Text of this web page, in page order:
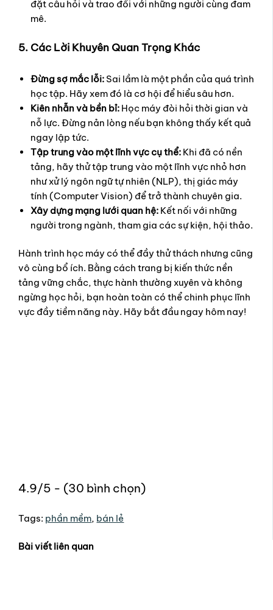
đặt câu hỏi và trao đổi với những người cùng đam
mê.
5. Các Lời Khuyên Quan Trọng Khác
Đừng sợ mắc lỗi: Sai lầm là một phần của quá trình
học tập. Hãy xem đó là cơ hội để hiểu sâu hơn.
Kiên nhẫn và bền bỉ: Học máy đòi hỏi thời gian và
nỗ lực. Đừng nản lòng nếu bạn không thấy kết quả
ngay lập tức.
Tập trung vào một lĩnh vực cụ thể: Khi đã có nền
tảng, hãy thử tập trung vào một lĩnh vực nhỏ hơn
như xử lý ngôn ngữ tự nhiên (NLP), thị giác máy
tính (Computer Vision) để trở thành chuyên gia.
Xây dựng mạng lưới quan hệ: Kết nối với những
người trong ngành, tham gia các sự kiện, hội thảo.
Hành trình học máy có thể đầy thử thách nhưng cũng
vô cùng bổ ích. Bằng cách trang bị kiến thức nền
tảng vững chắc, thực hành thường xuyên và không
ngừng học hỏi, bạn hoàn toàn có thể chinh phục lĩnh
vực đầy tiềm năng này. Hãy bắt đầu ngay hôm nay!
4.9/5 - (30 bình chọn)
Tags: phần mềm, bán lẻ
Bài viết liên quan